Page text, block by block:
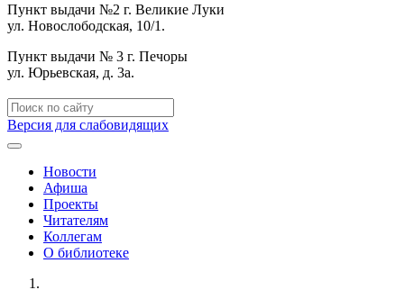
Пункт выдачи №2 г. Великие Луки
ул. Новослободская, 10/1.
Пункт выдачи № 3 г. Печоры
ул. Юрьевская, д. 3а.
Версия для слабовидящих
Новости
Афиша
Проекты
Читателям
Коллегам
О библиотеке